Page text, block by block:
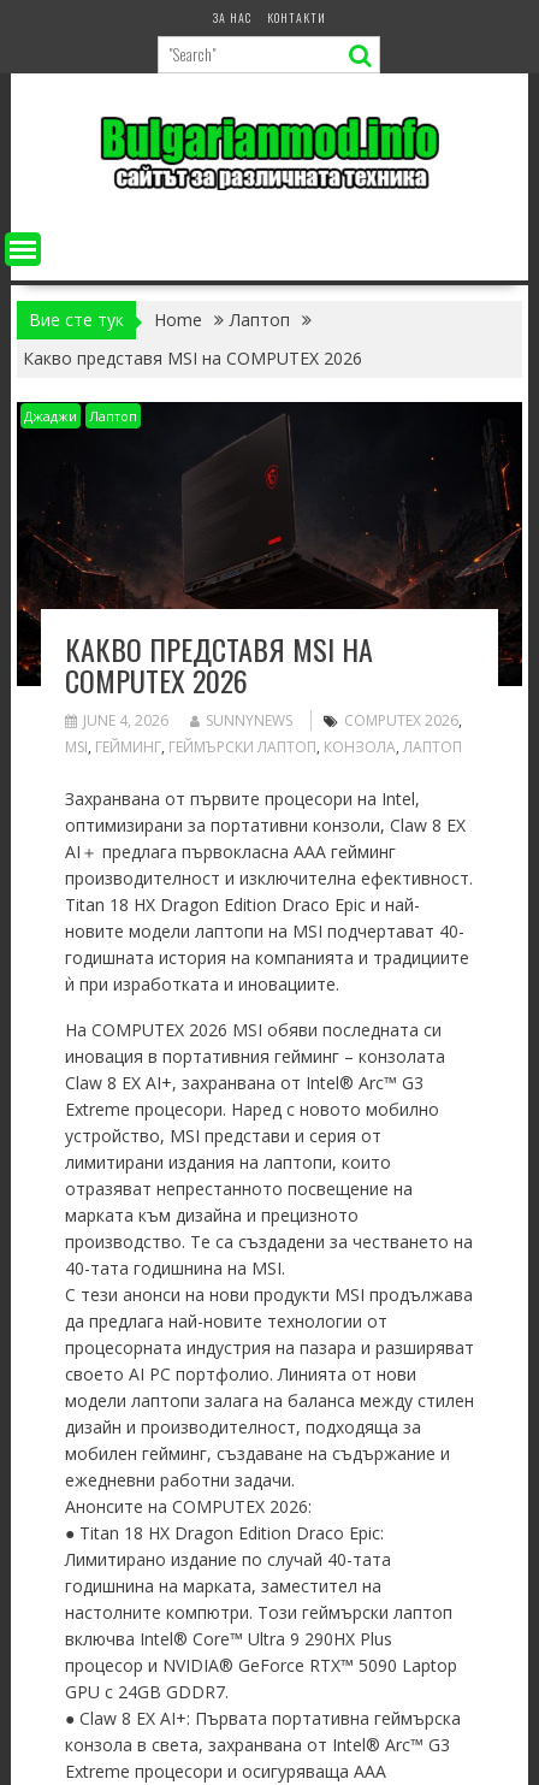
ЗА НАС КОНТАКТИ
Вие сте тук Home
Лаптоп
Какво представя MSI на COMPUTEX 2026
Джаджи Лаптоп
КАКВО ПРЕДСТАВЯ MSI НА
COMPUTEX 2026
JUNE 4, 2026 SUNNYNEWS COMPUTEX 2026,
MSI, ГЕЙМИНГ, ГЕЙМЪРСКИ ЛАПТОП, КОНЗОЛА,ЛАПТОП
Захранвана от първите процесори на Intel,
оптимизирани за портативни конзоли, Claw 8 EX
AI＋ предлага първокласна AAA гейминг
производителност и изключителна ефективност.
Titan 18 HX Dragon Edition Draco Epic и най-
новите модели лаптопи на MSI подчертават 40-
годишната история на компанията и традициите
ѝ при изработката и иновациите.
На COMPUTEX 2026 MSI обяви последната си
иновация в портативния гейминг – конзолата
Claw 8 EX AI+, захранвана от Intel® Arc™ G3
Extreme процесори. Наред с новото мобилно
устройство, MSI представи и серия от
лимитирани издания на лаптопи, които
отразяват непрестанното посвещение на
марката към дизайна и прецизното
производство. Те са създадени за честването на
40-тата годишнина на MSI.
С тези анонси на нови продукти MSI продължава
да предлага най-новите технологии от
процесорната индустрия на пазара и разширяват
своето AI PC портфолио. Линията от нови
модели лаптопи залага на баланса между стилен
дизайн и производителност, подходяща за
мобилен гейминг, създаване на съдържание и
ежедневни работни задачи.
Анонсите на COMPUTEX 2026:
● Titan 18 HX Dragon Edition Draco Epic:
Лимитирано издание по случай 40-тата
годишнина на марката, заместител на
настолните компютри. Този геймърски лаптоп
включва Intel® Core™ Ultra 9 290HX Plus
процесор и NVIDIA® GeForce RTX™ 5090 Laptop
GPU с 24GB GDDR7.
● Claw 8 EX AI+: Първата портативна геймърска
конзола в света, захранвана от Intel® Arc™ G3
Extreme процесори и осигуряваща AAA